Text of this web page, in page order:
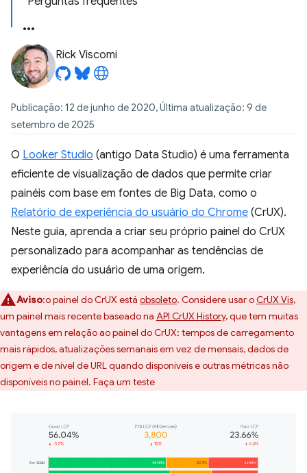
Rick Viscomi
Publicação: 12 de junho de 2020, Última atualização: 9 de
setembro de 2025
O Looker Studio (antigo Data Studio) é uma ferramenta
eficiente de visualização de dados que permite criar
painéis com base em fontes de Big Data, como o
Relatório de experiência do usuário do Chrome (CrUX).
Neste guia, aprenda a criar seu próprio painel do CrUX
personalizado para acompanhar as tendências de
experiência do usuário de uma origem.
Aviso:o painel do CrUX está obsoleto. Considere usar oCrUX Vis,
um painel mais recente baseado na API CrUX History, que tem muitas
vantagens em relação ao painel do CrUX: tempos de carregamento
mais rápidos, atualizações semanais em vez de mensais, dados de
origem e de nível de URL quando disponíveis e outras métricas não
disponíveis no painel. Faça um teste